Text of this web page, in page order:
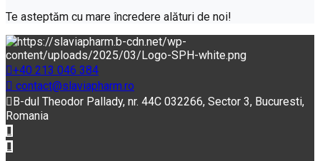
Te asteptăm cu mare încredere alături de noi!
+40 213 046 384
contact@slaviapharm.ro
B-dul Theodor Pallady, nr. 44C 032266, Sector 3, Bucuresti,
Romania